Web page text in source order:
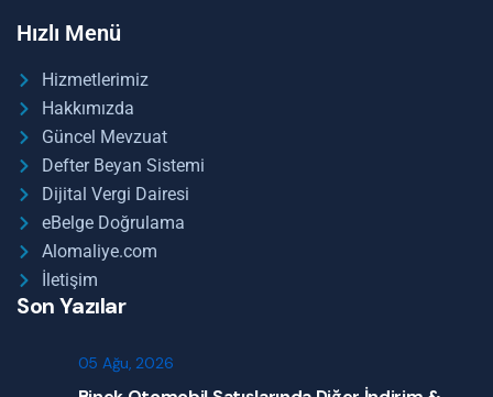
Hızlı Menü
Hizmetlerimiz
Hakkımızda
Güncel Mevzuat
Defter Beyan Sistemi
Dijital Vergi Dairesi
eBelge Doğrulama
Alomaliye.com
İletişim
Son Yazılar
05 Ağu, 2026